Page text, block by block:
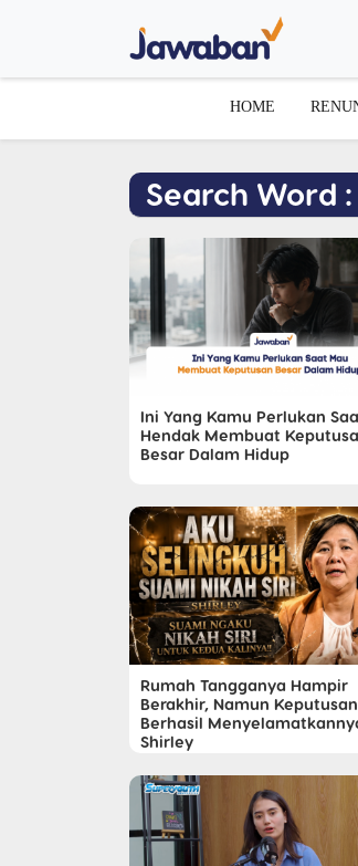
HOME
Search Word
Ini Yang Kamu Perlukan
Hendak Membuat
Besar Dalam Hidup
Rumah Tangganya Hampir
Berakhir, Namun
Berhasil
Shirley